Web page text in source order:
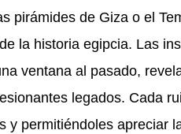
pirámides de Giza o el
la historia egipcia. Las
ventana al pasado,
legados. Cada
y permitiéndoles apreciar